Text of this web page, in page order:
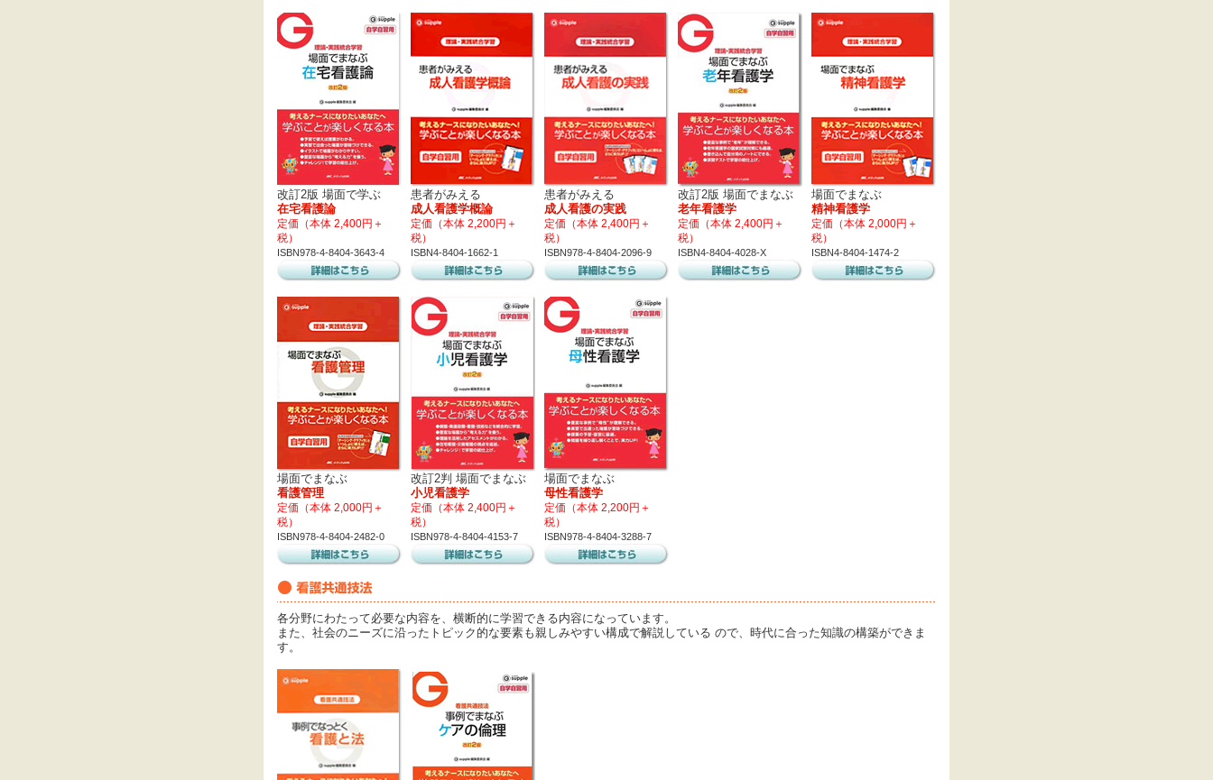
改訂2版 場面で学ぶ
在宅看護論
定価（本体 2,400円＋
税）
ISBN978-4-8404-3643-4
患者がみえる
成人看護学概論
定価（本体 2,200円＋
税）
ISBN4-8404-1662-1
患者がみえる
成人看護の実践
定価（本体 2,400円＋
税）
ISBN978-4-8404-2096-9
改訂2版 場面でまなぶ
老年看護学
定価（本体 2,400円＋
税）
ISBN4-8404-4028-X
場面でまなぶ
精神看護学
定価（本体 2,000円＋
税）
ISBN4-8404-1474-2
場面でまなぶ
看護管理
定価（本体 2,000円＋
税）
ISBN978-4-8404-2482-0
改訂2判 場面でまなぶ
小児看護学
定価（本体 2,400円＋
税）
ISBN978-4-8404-4153-7
場面でまなぶ
母性看護学
定価（本体 2,200円＋
税）
ISBN978-4-8404-3288-7
各分野にわたって必要な内容を、横断的に学習できる内容になっています。
また、社会のニーズに沿ったトピック的な要素も親しみやすい構成で解説している ので、時代に合った知識の構築ができま
す。